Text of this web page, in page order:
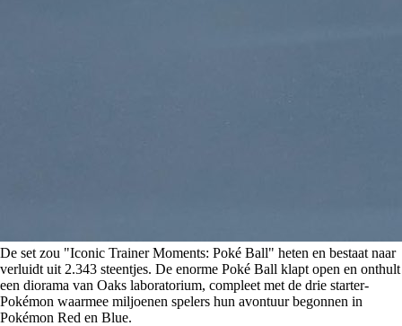
De set zou "Iconic Trainer Moments: Poké Ball" heten en bestaat naar
verluidt uit 2.343 steentjes. De enorme Poké Ball klapt open en onthult
een diorama van Oaks laboratorium, compleet met de drie starter-
Pokémon waarmee miljoenen spelers hun avontuur begonnen in
Pokémon Red en Blue.